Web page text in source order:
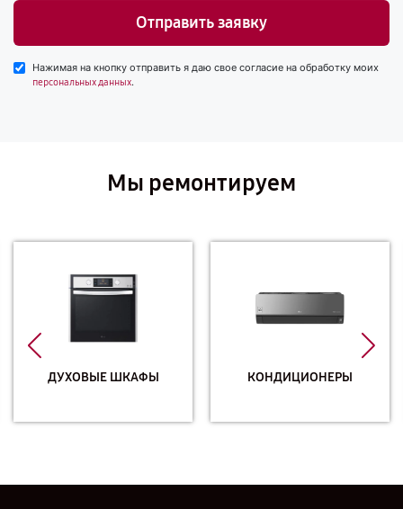
Отправить заявку
Нажимая на кнопку отправить я даю свое согласие на обработку моих
персональных данных.
Мы ремонтируем
ДУХОВЫЕ ШКАФЫ КОНДИЦИОНЕРЫ